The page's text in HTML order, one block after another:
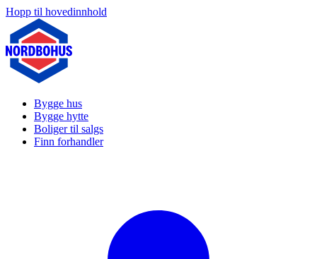
Hopp til hovedinnhold
Bygge hus
Bygge hytte
Boliger til salgs
Finn forhandler